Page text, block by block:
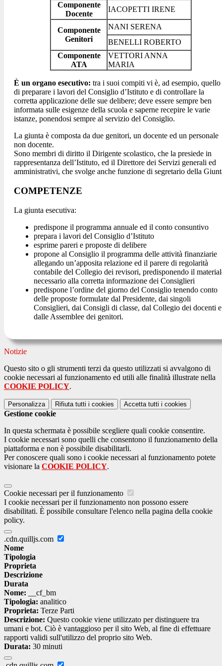
Componente
Docente
IACOPETTI IRENE
Componente
Genitori
NANI SERENA
BENELLI ROBERTO
Componente
ATA
VETTORI ANNA
MARIA
È un organo esecutivo: tra i suoi compiti vi è, ad esempio, quello
di preparare i lavori del Consiglio d’Istituto e di controllare la
corretta applicazione delle sue delibere; deve essere sempre ben
informata sulle esigenze della scuola e saperne recepire le varie
istanze, ponendosi sempre al servizio del Consiglio.
La giunta è composta da due genitori, un docente ed un personale
non docente.
Sono membri di diritto il Dirigente scolastico, che la presiede in
rappresentanza dell’Istituto, ed il Direttore dei Servizi generali ed
amministrativi, che svolge anche funzione di segretario della
COMPETENZE
La giunta esecutiva:
predispone il programma annuale ed il conto consuntivo
prepara i lavori del Consiglio d’Istituto
esprime pareri e proposte di delibere
propone al Consiglio il programma delle attività finanziarie
allegando un’apposita relazione ed il parere di regolarità
contabile del Collegio dei revisori, predisponendo il
necessario alla corretta informazione dei Consiglieri
predispone l’ordine del giorno del Consiglio tenendo conto
delle proposte formulate dal Presidente, dai singoli
Consiglieri, dai Consigli di classe, dal Collegio dei docenti e
dalle Assemblee dei genitori.
Notizie
Questo sito o gli strumenti terzi da questo utilizzati si avvalgono di
cookie necessari al funzionamento ed utili alle finalità illustrate nella
COOKIE POLICY.
Personalizza Rifiuta tutti i cookies Accetta tutti i cookies
Gestione cookie
In questa schermata è possibile scegliere quali cookie consentire.
I cookie necessari sono quelli che consentono il funzionamento della
piattaforma e non è possibile disabilitarli.
Per conoscere quali sono i cookie necessari al funzionamento potete
visionare la COOKIE POLICY.
Cookie necessari per il funzionamento
I cookie necessari per il funzionamento non possono essere
disabilitati. È possibile consultare l'elenco nella pagina della cookie
policy.
.cdn.quilljs.com
Nome
Tipologia
Proprieta
Descrizione
Durata
Nome: __cf_bm
Tipologia: analitico
Proprieta: Terze Parti
Descrizione: Questo cookie viene utilizzato per distinguere tra
umani e bot. Ciò è vantaggioso per il sito Web, al fine di effettuare
rapporti validi sull'utilizzo del proprio sito Web.
Durata: 30 minuti